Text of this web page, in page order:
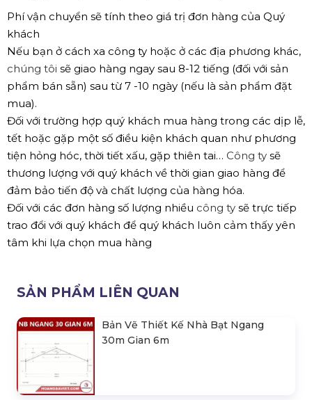
Phí vận chuyển sẽ tính theo giá trị đơn hàng của Quý
khách
Nếu bạn ở cách xa công ty hoặc ở các địa phương khác,
chúng tôi sẽ giao hàng ngay sau 8-12 tiếng (đối với sản
phẩm bán sẵn) sau từ 7 -10 ngày (nếu là sản phẩm đặt
mua).
Đối với trường hợp quý khách mua hàng trong các dịp lễ,
tết hoặc gặp một số điều kiện khách quan như phương
tiện hỏng hóc, thời tiết xấu, gặp thiên tai… Công ty sẽ
thương lượng với quý khách về thời gian giao hàng để
đảm bảo tiến độ và chất lượng của hàng hóa.
Đối với các đơn hàng số lượng nhiều công ty sẽ trực tiếp
trao đổi với quý khách để quý khách luôn cảm thấy yên
tâm khi lựa chọn mua hàng
SẢN PHẨM LIÊN QUAN
Bản Vẽ Thiết Kế Nhà Bạt Ngang
30m Gian 6m